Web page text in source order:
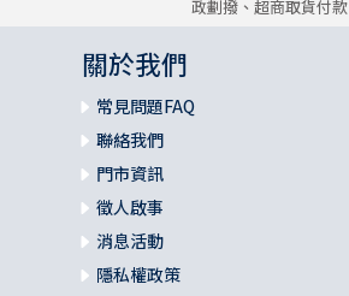
政劃撥、超商取貨付款
關於我們
常見問題FAQ
聯絡我們
門市資訊
徵人啟事
消息活動
隱私權政策